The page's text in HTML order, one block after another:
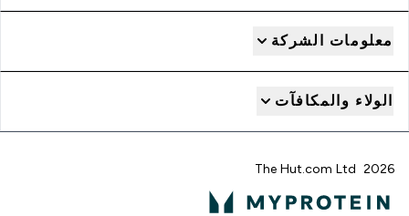
معلومات الشركة
الولاء والمكافآت
2026 The Hut.com Ltd